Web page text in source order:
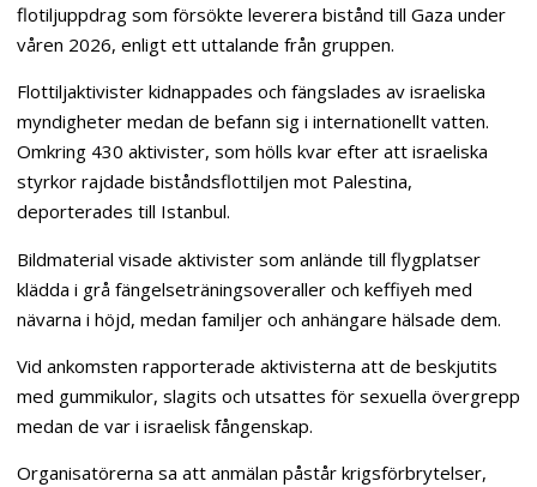
flotiljuppdrag som försökte leverera bistånd till Gaza under
våren 2026, enligt ett uttalande från gruppen.
Flottiljaktivister kidnappades och fängslades av israeliska
myndigheter medan de befann sig i internationellt vatten.
Omkring 430 aktivister, som hölls kvar efter att israeliska
styrkor rajdade biståndsflottiljen mot Palestina,
deporterades till Istanbul.
Bildmaterial visade aktivister som anlände till flygplatser
klädda i grå fängelseträningsoveraller och keffiyeh med
nävarna i höjd, medan familjer och anhängare hälsade dem.
Vid ankomsten rapporterade aktivisterna att de beskjutits
med gummikulor, slagits och utsattes för sexuella övergrepp
medan de var i israelisk fångenskap.
Organisatörerna sa att anmälan påstår krigsförbrytelser,